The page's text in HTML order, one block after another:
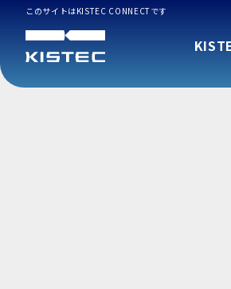
このサイトはKISTEC CONNECTです